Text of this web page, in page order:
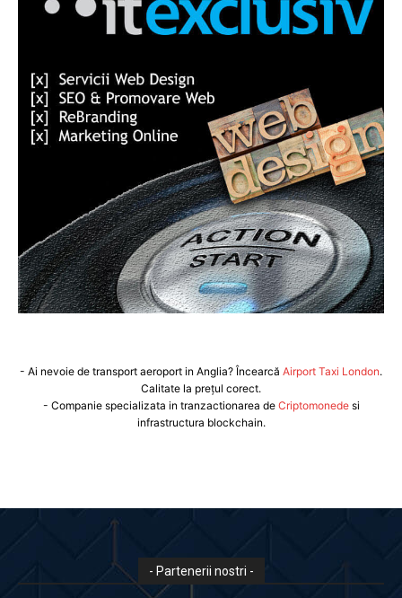
- Ai nevoie de transport aeroport in Anglia? Încearcă Airport Taxi London.
Calitate la prețul corect.
- Companie specializata in tranzactionarea de Criptomonedesi
infrastructura blockchain.
- Partenerii nostri -